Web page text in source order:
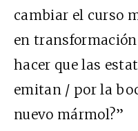
cambiar el curso
en
hacer que las
emitan / por la
nuevo mármol?”